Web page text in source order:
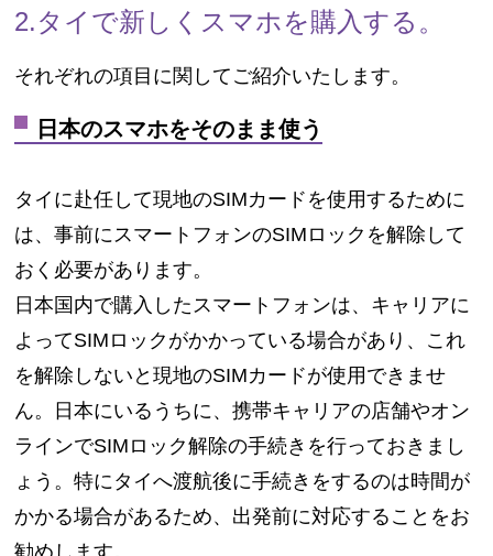
2.タイで新しくスマホを購入する。
それぞれの項目に関してご紹介いたします。
日本のスマホをそのまま使う
タイに赴任して現地のSIMカードを使用するために
は、事前にスマートフォンのSIMロックを解除して
おく必要があります。
日本国内で購入したスマートフォンは、キャリアに
よってSIMロックがかかっている場合があり、これ
を解除しないと現地のSIMカードが使用できませ
ん。日本にいるうちに、携帯キャリアの店舗やオン
ラインでSIMロック解除の手続きを行っておきまし
ょう。特にタイへ渡航後に手続きをするのは時間が
かかる場合があるため、出発前に対応することをお
勧めします。